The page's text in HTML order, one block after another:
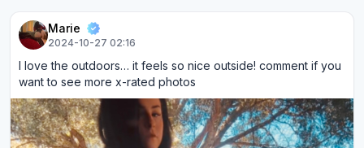
Marie
2024-10-27 02:16
I love the outdoors… it feels so nice outside! comment if you
want to see more x-rated photos